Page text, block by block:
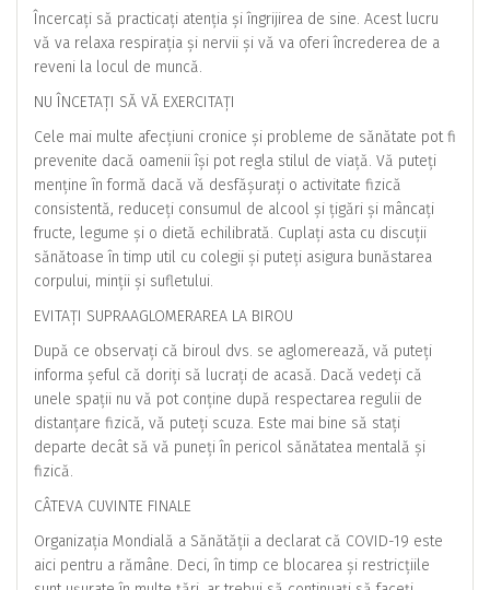
Încercați să practicați atenția și îngrijirea de sine. Acest lucru
vă va relaxa respirația și nervii și vă va oferi încrederea de a
reveni la locul de muncă.
NU ÎNCETAȚI SĂ VĂ EXERCITAȚI
Cele mai multe afecțiuni cronice și probleme de sănătate pot fi
prevenite dacă oamenii își pot regla stilul de viață. Vă puteți
menține în formă dacă vă desfășurați o activitate fizică
consistentă, reduceți consumul de alcool și țigări și mâncați
fructe, legume și o dietă echilibrată. Cuplați asta cu discuții
sănătoase în timp util cu colegii și puteți asigura bunăstarea
corpului, minții și sufletului.
EVITAȚI SUPRAAGLOMERAREA LA BIROU
După ce observați că biroul dvs. se aglomerează, vă puteți
informa șeful că doriți să lucrați de acasă. Dacă vedeți că
unele spații nu vă pot conține după respectarea regulii de
distanțare fizică, vă puteți scuza. Este mai bine să stați
departe decât să vă puneți în pericol sănătatea mentală și
fizică.
CÂTEVA CUVINTE FINALE
Organizația Mondială a Sănătății a declarat că COVID-19 este
aici pentru a rămâne. Deci, în timp ce blocarea și restricțiile